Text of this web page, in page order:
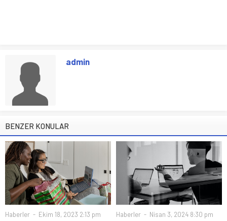
admin
BENZER KONULAR
Haberler Ekim 18, 2023 2:13 pm Haberler Nisan 3, 2024 8:30 pm